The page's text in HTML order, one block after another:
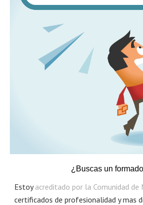
¿Buscas un
Estoyacreditado por la Comunidad de
certificados de profesionalidad y mas